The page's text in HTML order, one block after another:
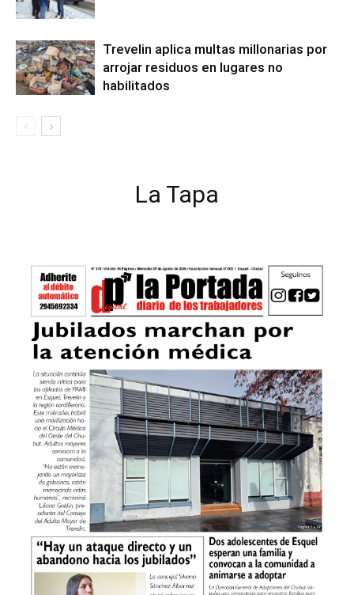
Trevelin aplica multas millonarias por
arrojar residuos en lugares no
habilitados
La Tapa